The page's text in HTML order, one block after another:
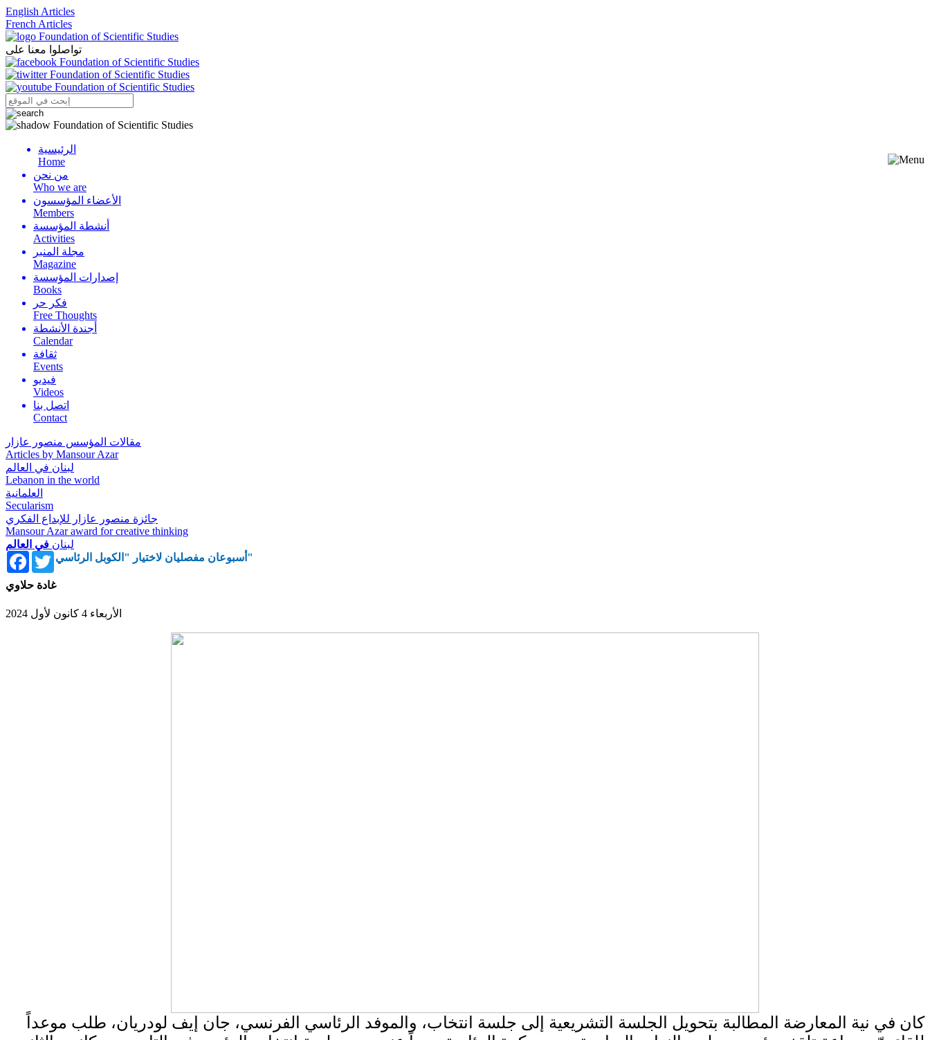
English Articles
French Articles
تواصلوا معنا على
Menu
الرئيسية
Home
من نحن
Who we are
الأعضاء المؤسسون
Members
أنشطة المؤسسة
Activities
مجلة المنبر
Magazine
إصدارات المؤسسة
Books
فكر حر
Free Thoughts
أجندة الأنشطة
Calendar
ثقافة
Events
فيديو
Videos
اتصل بنا
Contact
مقالات المؤسس منصور عازار
Articles by Mansour Azar
لبنان في العالم
Lebanon in the world
العلمانية
Secularism
جائزة منصور عازار للإبداع الفكري
Mansour Azar award for creative thinking
لبنان في العالم
FacebookTwitter أسبوعان مفصليان لاختيار "الكوبل الرئاسي"
غادة حلاوي
الأربعاء 4 كانون لأول 2024
كان في نية المعارضة المطالبة بتحويل الجلسة التشريعية إلى جلسة انتخاب، والموفد الرئاسي الفرنسي، جان إيف لودريان، طلب موعداً